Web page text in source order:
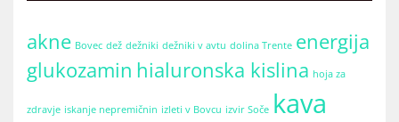
akne Bovec dež dežniki dežniki v avtu dolina Trente energija
glukozamin hialuronska kislina hoja za
zdravje iskanje nepremičnin izleti v Bovcu izvir Soče kava